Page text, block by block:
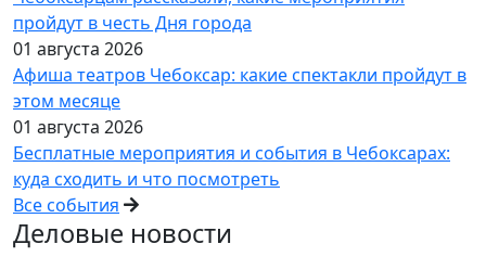
пройдут в честь Дня города
01 августа 2026
Афиша театров Чебоксар: какие спектакли пройдут в
этом месяце
01 августа 2026
Бесплатные мероприятия и события в Чебоксарах:
куда сходить и что посмотреть
Все события
Деловые новости